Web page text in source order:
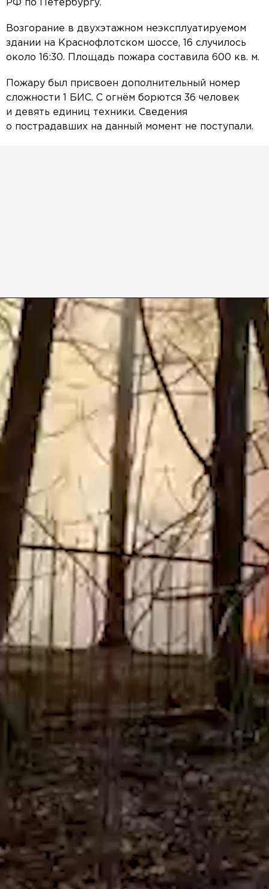
РФ по Петербургу.
Возгорание в двухэтажном неэксплуатируемом
здании на Краснофлотском шоссе, 16 случилось
около 16:30. Площадь пожара составила 600 кв. м.
Пожару был присвоен дополнительный номер
сложности 1 БИС. С огнём борются 36 человек
и девять единиц техники. Сведения
о пострадавших на данный момент не поступали.